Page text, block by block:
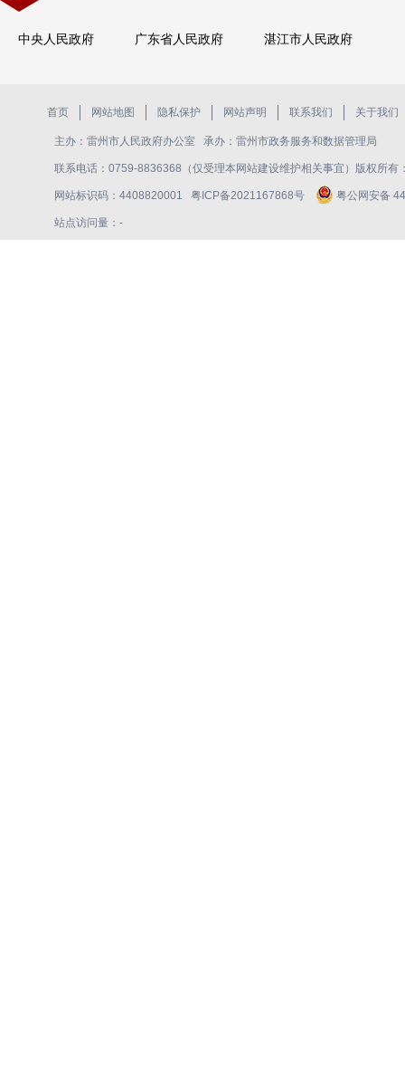
中央人民政府 广东省人民政府 湛江市人民政府
首页 网站地图 隐私保护 网站声明 联系我们 关于我们
主办：雷州市人民政府办公室 承办：雷州市政务服务和数据管理局
联系电话：0759-8836368（仅受理本网站建设维护相关事宜）版权所有
网站标识码：4408820001 粤ICP备2021167868号 粤公网安备
站点访问量： -